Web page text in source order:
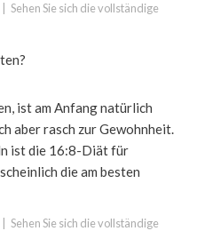
Sehen Sie sich die vollständige
ist am Anfang natürlich
aber rasch zur Gewohnheit.
ist die 16:8-Diät für
die am besten
Sehen Sie sich die vollständige